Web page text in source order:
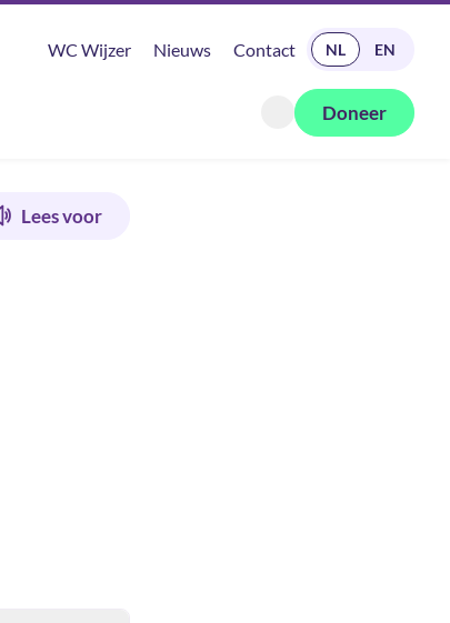
WC Wijzer Nieuws Contact READ IN ENGLISH
NL EN
Zoeken openen
Doneer
Lees voor